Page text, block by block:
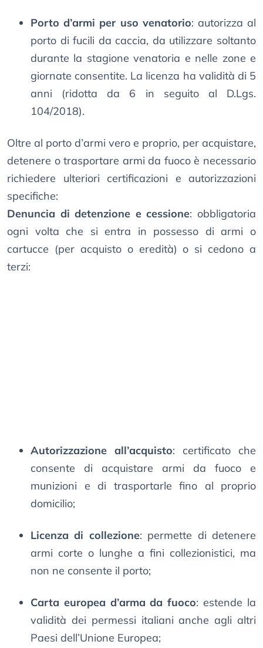
Porto d’armi per uso venatorio: autorizza al
porto di fucili da caccia, da utilizzare soltanto
durante la stagione venatoria e nelle zone e
giornate consentite. La licenza ha validità di 5
anni (ridotta da 6 in seguito al D.Lgs.
104/2018).
Oltre al porto d’armi vero e proprio, per acquistare,
detenere o trasportare armi da fuoco è necessario
richiedere ulteriori certificazioni e autorizzazioni
specifiche:
Denuncia di detenzione e cessione: obbligatoria
ogni volta che si entra in possesso di armi o
cartucce (per acquisto o eredità) o si cedono a
terzi:
Autorizzazione all’acquisto: certificato che
consente di acquistare armi da fuoco e
munizioni e di trasportarle fino al proprio
domicilio;
Licenza di collezione: permette di detenere
armi corte o lunghe a fini collezionistici, ma
non ne consente il porto;
Carta europea d’arma da fuoco: estende la
validità dei permessi italiani anche agli altri
Paesi dell’Unione Europea;